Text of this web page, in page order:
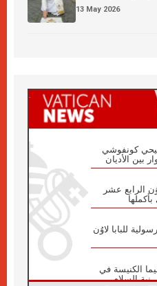
13 May 2026
كونفوشي
بين الأديان
الرابع عشر
للبابا لاوُن
هيروشيما الكنيسة في